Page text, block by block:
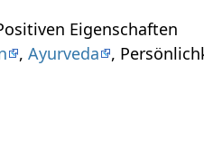
Eigenschaften
,Ayurveda ,